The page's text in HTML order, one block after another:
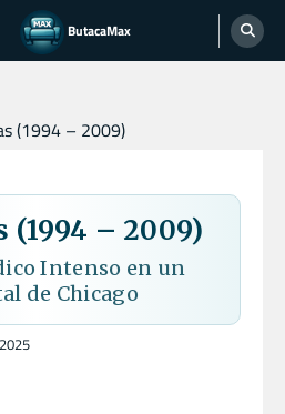
ButacaMax
(1994 – 2009)
(1994 – 2009)
Intenso en un
de Chicago